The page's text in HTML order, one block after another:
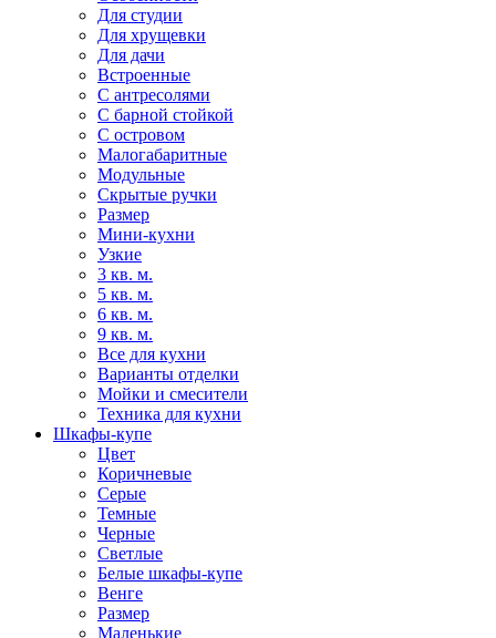
Для студии
Для хрущевки
Для дачи
Встроенные
С антресолями
С барной стойкой
С островом
Малогабаритные
Модульные
Скрытые ручки
Размер
Мини-кухни
Узкие
3 кв. м.
5 кв. м.
6 кв. м.
9 кв. м.
Все для кухни
Варианты отделки
Мойки и смесители
Техника для кухни
Шкафы-купе
Цвет
Коричневые
Серые
Темные
Черные
Светлые
Белые шкафы-купе
Венге
Размер
Маленькие